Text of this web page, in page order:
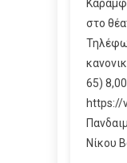
στο
65)
https://
Νίκου